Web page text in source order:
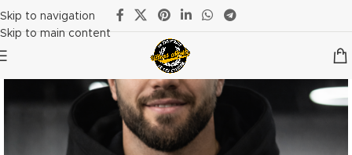
Skip to navigation
Skip to main content